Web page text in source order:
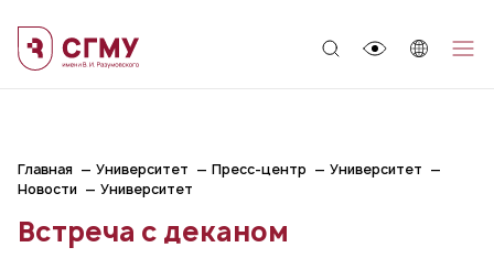
Главная Университет Пресс-центр
Университет
Новости
Университет
Встреча с деканом